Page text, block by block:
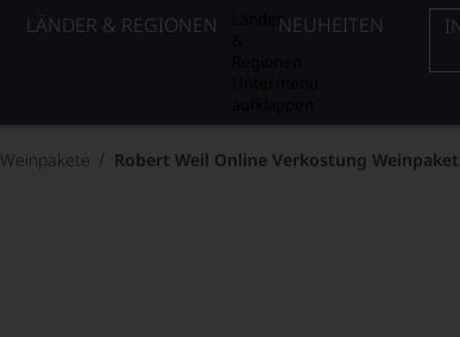
LÄNDER & REGIONEN
LänderNEUHEITEN
Weinpakete Robert Weil Online Verkostung Weinpaket